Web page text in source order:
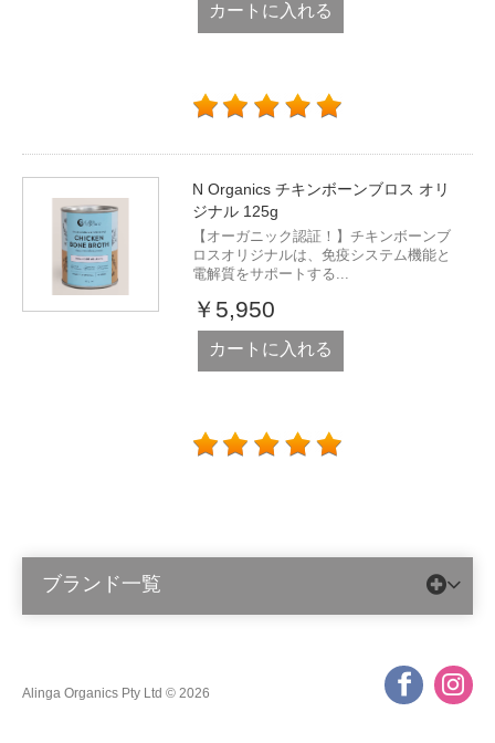
カートに入れる
N Organics チキンボーンブロス オリ
ジナル 125g
【オーガニック認証！】チキンボーンブ
ロスオリジナルは、免疫システム機能と
電解質をサポートする...
￥5,950
カートに入れる
ブランド一覧
Alinga Organics Pty Ltd © 2026